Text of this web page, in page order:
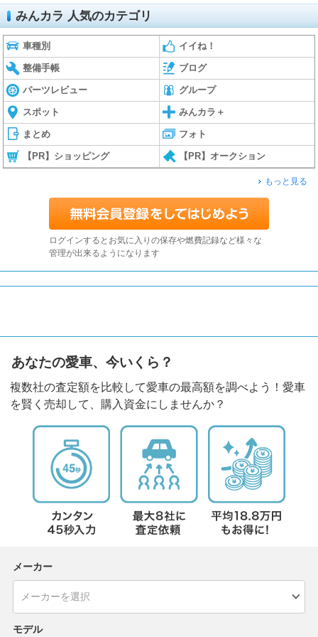
みんカラ 人気のカテゴリ
車種別 イイね！
整備手帳 ブログ
パーツレビュー グループ
スポット みんカラ＋
まとめ フォト
【PR】ショッピング 【PR】オークション
もっと見る
ログインするとお気に入りの保存や燃費記録など様々な
管理が出来るようになります
あなたの愛車、今いくら？
複数社の査定額を比較して愛車の最高額を調べよう！愛車
を賢く売却して、購入資金にしませんか？
メーカー
モデル